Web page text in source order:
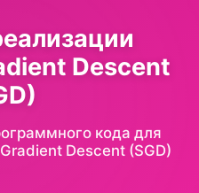
Descent
кода для
Descent (SGD)